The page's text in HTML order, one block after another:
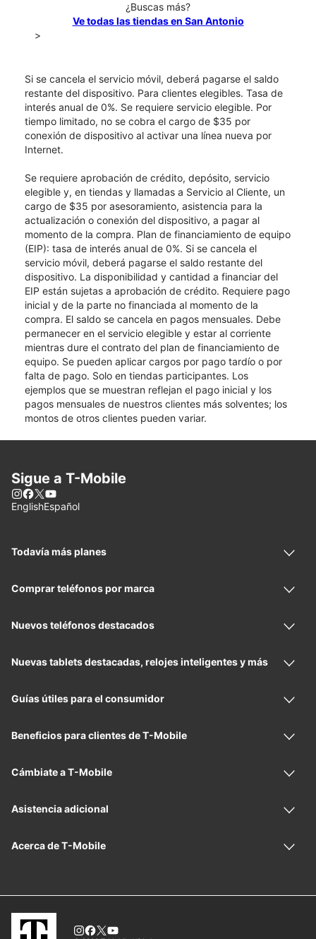
¿Buscas más?
Ve todas las tiendas en San Antonio
>
Si se cancela el servicio móvil, deberá pagarse el saldo
restante del dispositivo. Para clientes elegibles. Tasa de
interés anual de 0%. Se requiere servicio elegible. Por
tiempo limitado, no se cobra el cargo de $35 por
conexión de dispositivo al activar una línea nueva por
Internet.
Se requiere aprobación de crédito, depósito, servicio
elegible y, en tiendas y llamadas a Servicio al Cliente, un
cargo de $35 por asesoramiento, asistencia para la
actualización o conexión del dispositivo, a pagar al
momento de la compra. Plan de financiamiento de equipo
(EIP): tasa de interés anual de 0%. Si se cancela el
servicio móvil, deberá pagarse el saldo restante del
dispositivo. La disponibilidad y cantidad a financiar del
EIP están sujetas a aprobación de crédito. Requiere pago
inicial y de la parte no financiada al momento de la
compra. El saldo se cancela en pagos mensuales. Debe
permanecer en el servicio elegible y estar al corriente
mientras dure el contrato del plan de financiamiento de
equipo. Se pueden aplicar cargos por pago tardío o por
falta de pago. Solo en tiendas participantes. Los
ejemplos que se muestran reflejan el pago inicial y los
pagos mensuales de nuestros clientes más solventes; los
montos de otros clientes pueden variar.